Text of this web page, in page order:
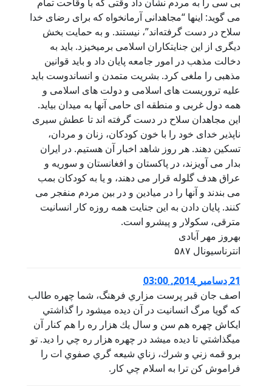
می گوید: اینها “مجاهدانی آرمانخواه که برای رضای خدا
سلاح در دست گرفته‌اند”، نیستند. و به حمایت بخش
دیگری از این جنایتکاران اسلامی برمیخیزد. باید به
دخالت مذهب در امور جامعه پایان داد و باید قوانین
مذهبی را ملغی کرد. بشریت متمدن و انساندوست باید
علیه تروریست های اسلامی و دولت های اسلامی و
همه دول غربی و منطقه ای حامی آنها به میدان بیاید.
این مجاهدان سلاح در دست گرفته اند تا عطش سیری
ناپذیر خدای خود را با خون کودکان، زنان و مردان،
تسکین دهند. هر روز شاهد اخبار آن هستیم. در ایران
بدار می آویزند، در پاکستان و افغانستان و سوریه و
عراق هدف گلوله قرار می دهند، و یا به کودکان بمب
می بندند و آنها را در میادین و در بین مردم منفجر می
کنند. پایان دادن به این جنایت همه روزه کار انسانیت
مترقی، سکولار و پیشرو است.
بهروز مهر آبادی
انترناسیونال ۵۸۷
21 دسامبر 2014, 03:00
اصف جان قبر پرست مزاري فرهنگ، شما چهره طالب
كه گويا مرگ انسانيت در آن ديده ميشود را گذاشتي
ايكاش چهره هم سن و سال يك هزار ره را هم كنار آن
ميگذاشتي تا ديده ميشد در چهره هزار ره چي را ديد. تو
برو قمه زني و شرك، زناي شيعه گري صفوي ات را
فراموش كن ترا به اسلام چي كار.